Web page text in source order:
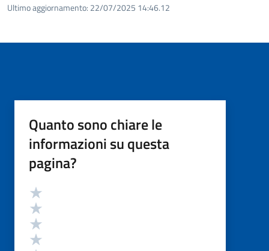
Ultimo aggiornamento: 22/07/2025 14:46.12
Quanto sono chiare le
informazioni su questa
pagina?
Valutazione